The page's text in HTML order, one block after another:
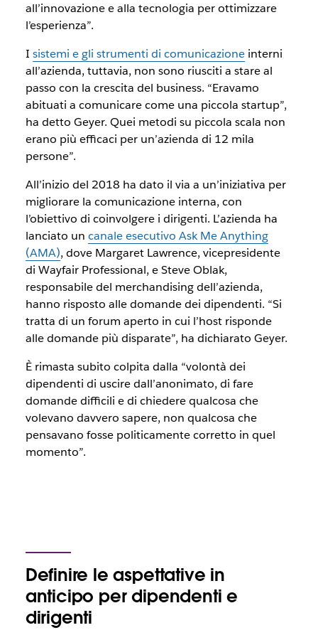
all’innovazione e alla tecnologia per ottimizzare
l’esperienza”.
I sistemi e gli strumenti di comunicazioneinterni
all’azienda, tuttavia, non sono riusciti a stare al
passo con la crescita del business. “Eravamo
abituati a comunicare come una piccola startup”,
ha detto Geyer. Quei metodi su piccola scala non
erano più efficaci per un’azienda di 12 mila
persone”.
All’inizio del 2018 ha dato il via a un’iniziativa per
migliorare la comunicazione interna, con
l’obiettivo di coinvolgere i dirigenti. L’azienda ha
lanciato un canale esecutivo Ask Me Anything
(AMA), dove Margaret Lawrence, vicepresidente
di Wayfair Professional, e Steve Oblak,
responsabile del merchandising dell’azienda,
hanno risposto alle domande dei dipendenti. “Si
tratta di un forum aperto in cui l’host risponde
alle domande più disparate”, ha dichiarato Geyer.
È rimasta subito colpita dalla “volontà dei
dipendenti di uscire dall’anonimato, di fare
domande difficili e di chiedere qualcosa che
volevano davvero sapere, non qualcosa che
pensavano fosse politicamente corretto in quel
momento”.
Definire le aspettative in
anticipo per dipendenti e
dirigenti